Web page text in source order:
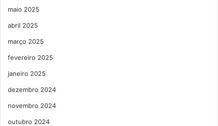
maio 2025
abril 2025
março 2025
fevereiro 2025
janeiro 2025
dezembro 2024
novembro 2024
outubro 2024